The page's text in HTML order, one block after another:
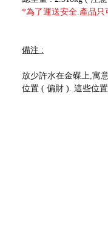
*為了運送安全.產品只
備注 :
放少許水在金碟上 寓
位置 ( 偏財 ). 這些位